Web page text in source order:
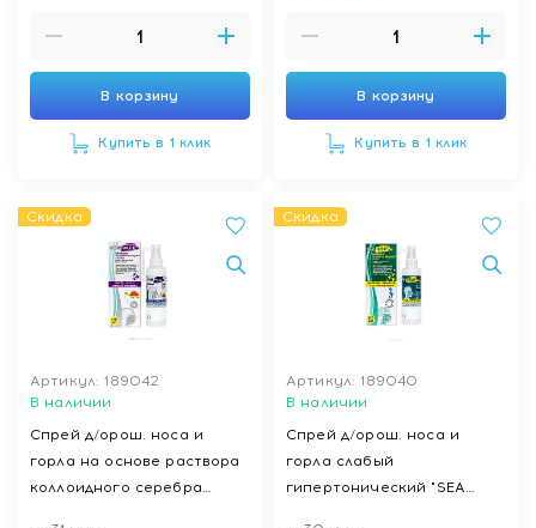
В корзину
Купить в 1 клик
В корзину
Купить в 1 клик
Скидка
Артикул: 189042
В наличии
Спрей д/орош. носа и
горла на основе раствора
коллоидного серебра
Скидка
Артикул: 189040
В наличии
Спрей д/орош. носа и
горла слабый
гипертонический "SEA